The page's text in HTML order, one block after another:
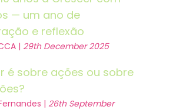
— um ano de
e reflexão
| 29th December 2025
é sobre ações ou sobre
| 26th September